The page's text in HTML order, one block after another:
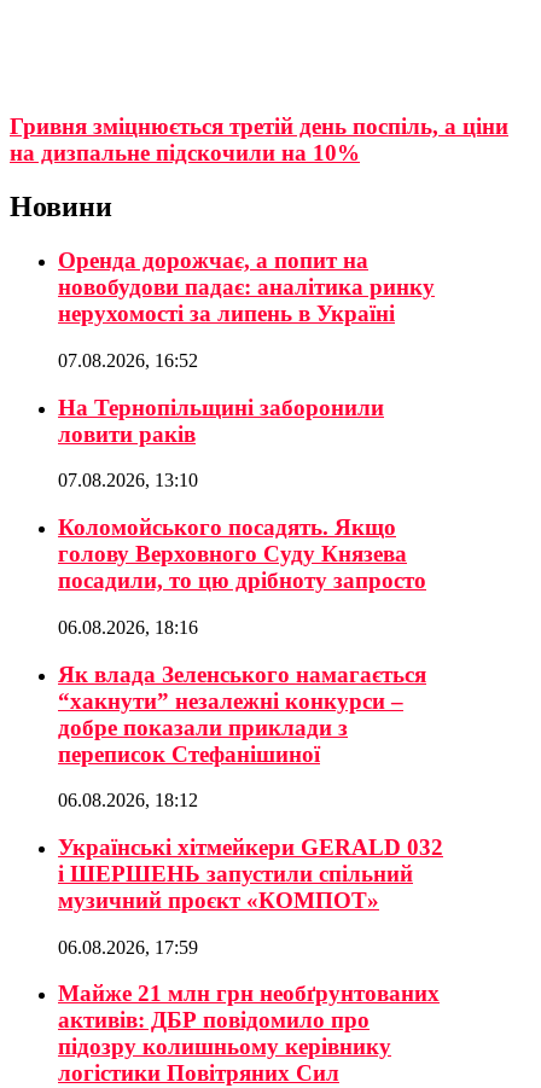
Гривня зміцнюється третій день поспіль, а ціни
на дизпальне підскочили на 10%
Новини
Оренда дорожчає, а попит на
новобудови падає: аналітика ринку
нерухомості за липень в Україні
07.08.2026, 16:52
На Тернопільщині заборонили
ловити раків
07.08.2026, 13:10
Коломойського посадять. Якщо
голову Верховного Суду Князева
посадили, то цю дрібноту запросто
06.08.2026, 18:16
Як влада Зеленського намагається
“хакнути” незалежні конкурси –
добре показали приклади з
переписок Стефанішиної
06.08.2026, 18:12
Українські хітмейкери GERALD 032
і ШЕРШЕНЬ запустили спільний
музичний проєкт «КОМПОТ»
06.08.2026, 17:59
Майже 21 млн грн необґрунтованих
активів: ДБР повідомило про
підозру колишньому керівнику
логістики Повітряних Сил